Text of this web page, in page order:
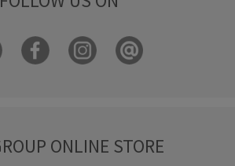
ONLINE STORE